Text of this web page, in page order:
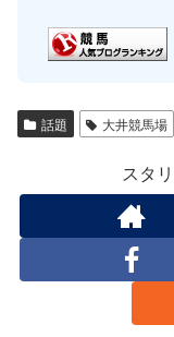
話題 大井競馬場
スタ